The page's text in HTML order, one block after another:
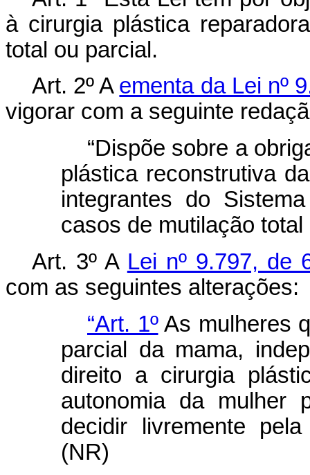
à cirurgia plástica
total ou parcial.
Art. 2º A ementa da Lei nº
vigorar com a seguinte
“Dispõe sobre a
plástica reconstrutiva
integrantes do
casos de mutilação total
Art. 3º A Lei nº 9.797, de
com as seguintes alterações:
“Art. 1ºAs mulheres
parcial da mama,
direito a cirurgia
autonomia da mulher
decidir livremente
(NR)